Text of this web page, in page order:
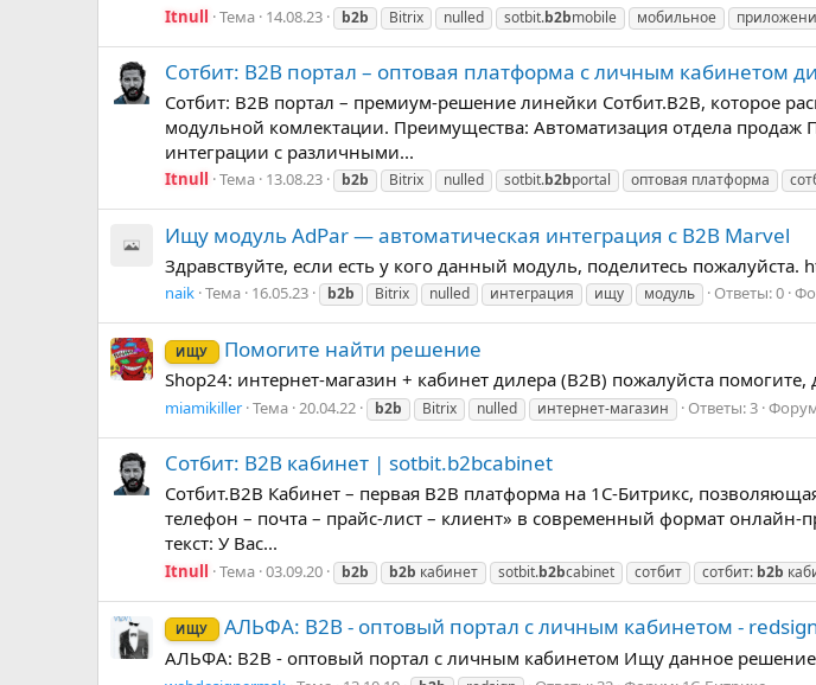
Itnull Тема 14.08.23 b2b Bitrix nulled sotbit.b2bmobile мобильное
Сотбит: B2B портал – оптовая платформа с личным кабинетом
Сотбит: B2B портал – премиум-решение линейки Сотбит.B2B, которое
модульной комлектации. Преимущества: Автоматизация отдела продаж
интеграции с различными...
Itnull Тема 13.08.23 b2b Bitrix nulled sotbit.b2bportal оптовая платформа
Ищу модуль AdPar — автоматическая интеграция с B2B Marvel
Здравствуйте, если есть у кого данный модуль, поделитесь
naik Тема 16.05.23 b2b Bitrix nulled интеграция ищу модуль Ответы: 0
ИЩУ Помогите найти решение
Shop24: интернет-магазин + кабинет дилера (B2B) пожалуйста
miamikiller Тема 20.04.22 b2b Bitrix nulled интернет-магазин Ответы: 3
Сотбит: B2B кабинет | sotbit.b2bcabinet
Сотбит.B2B Кабинет – первая B2B платформа на 1С-Битрикс,
телефон – почта – прайс-лист – клиент» в современный формат
текст: У Вас...
Itnull Тема 03.09.20 b2b b2b кабинет sotbit.b2bcabinet сотбит сотбит: b2b
ИЩУ АЛЬФА: B2B - оптовый портал с личным кабинетом -
АЛЬФА: B2B - оптовый портал с личным кабинетом Ищу данное